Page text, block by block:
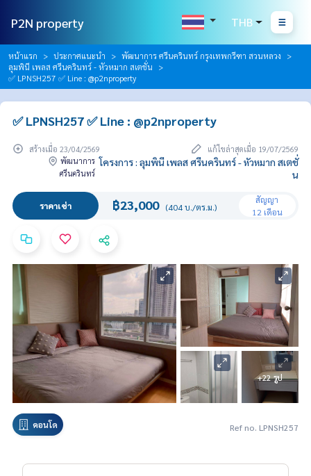
P2N property THB
หน้าแรก ประกาศแนะนำ
พัฒนาการ ศรีนครินทร์ กรุงเทพกรีฑา สวนหลวง
ลุมพินี เพลส ศรีนครินทร์ - หัวหมาก สเตชั่น
✅ LPNSH257 ✅ Line : @p2nproperty
✅ LPNSH257 ✅ Line : @p2nproperty
สร้างเมื่อ 23/04/2569
แก้ไขล่าสุดเมื่อ 19/07/2569
พัฒนาการ
ศรีนครินทร์
โครงการ : ลุมพินี เพลส ศรีนครินทร์ - หัวหมาก สเตชั่
น
ราคาเช่า ฿23,000 (404 บ./ตร.ม.)
สัญญา
12 เดือน
+22 รูป
คอนโด Ref no. LPNSH257